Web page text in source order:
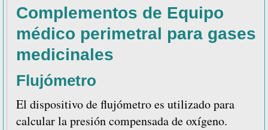
Complementos de Equipo
médico perimetral para gases
medicinales
Flujómetro
El dispositivo de flujómetro es utilizado para
calcular la presión compensada de oxígeno.